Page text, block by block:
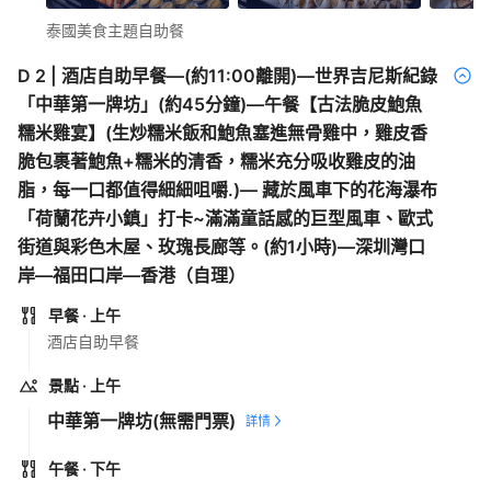
泰國美食主題自助餐
D 2
酒店自助早餐—(約11:00離開)—世界吉尼斯紀錄
「中華第一牌坊」(約45分鐘)—午餐【古法脆皮鮑魚
糯米雞宴】(生炒糯米飯和鮑魚塞進無骨雞中，雞皮香
脆包裹著鮑魚+糯米的清香，糯米充分吸收雞皮的油
脂，每一口都值得細細咀嚼.)— 藏於風車下的花海瀑布
「荷蘭花卉小鎮」打卡~滿滿童話感的巨型風車、歐式
街道與彩色木屋、玫瑰長廊等。(約1小時)—深圳灣口
岸—福田口岸—香港（自理）
早餐 · 上午
酒店自助早餐
景點 · 上午
中華第一牌坊(無需門票)
午餐 · 下午